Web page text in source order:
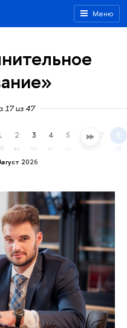
Меню
из 47
2026
2
вс
3
пн
4 5 6 7 8
сб